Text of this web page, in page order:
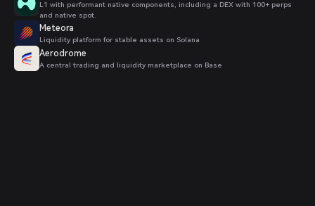
L1 with performant native components, including a DEX with 100+ perps
and native spot.
Meteora
Liquidity platform for stable assets on Solana
Aerodrome
A central trading and liquidity marketplace on Base